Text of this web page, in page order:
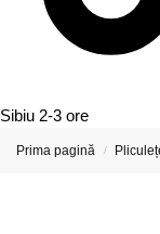
Sibiu 2-3 ore
Prima pagină /